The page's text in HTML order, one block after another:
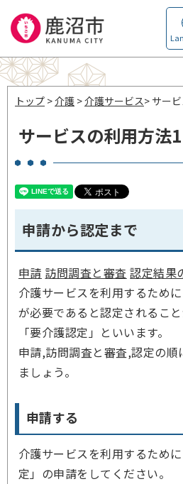
トップ >介護 >介護サービス> サー
サービスの利用方法1
申請から認定まで
申請 訪問調査と審査 認定結果
介護サービスを利用するため
が必要であると認定されるこ
「要介護認定」といいます。
申請,訪問調査と審査,認定の
ましょう。
申請する
介護サービスを利用するため
定」の申請をしてください。